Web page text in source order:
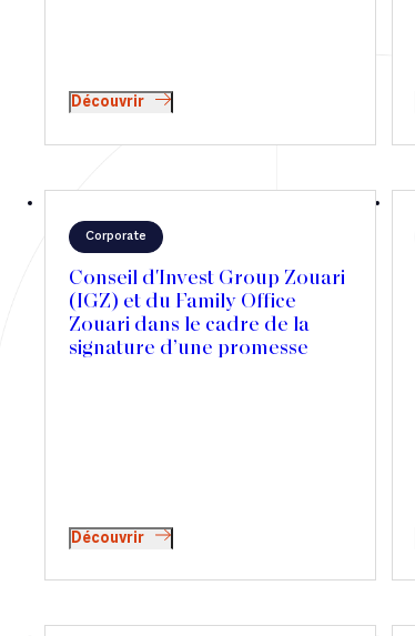
Découvrir
Corporate
Conseil d'Invest Group Zouari
(IGZ) et du Family Office
Zouari dans le cadre de la
signature d’une promesse
Découvrir